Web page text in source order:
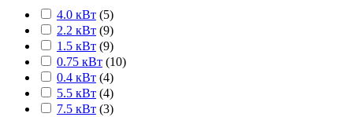
4.0 кВт (5)
2.2 кВт (9)
1.5 кВт (9)
0.75 кВт (10)
0.4 кВт (4)
5.5 кВт (4)
7.5 кВт (3)